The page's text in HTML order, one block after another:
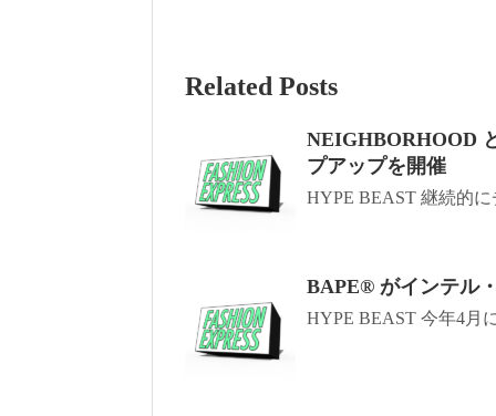
Related Posts
NEIGHBORHOOD
プアップを開催
HYPE BEAST 継続的
BAPE®️ がインテル
HYPE BEAST 今年4月